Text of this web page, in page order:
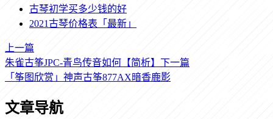
古琴初学买多少钱的好
2021古琴价格表「最新」
上一篇
朱雀古筝JPC-青鸟传音如何【简析】 下一篇
「筝图欣赏」神声古筝877AX暗香鹿影
文章导航